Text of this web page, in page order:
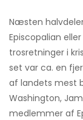
Næsten
Episcopalian
trosretninger i
set var ca. en
af landets mest
Washington,
medlemmer af